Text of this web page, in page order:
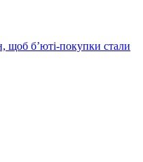
щоб б’юті-покупки стали